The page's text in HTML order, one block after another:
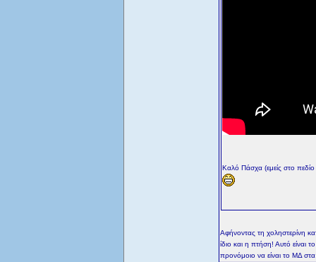
Καλό Πάσχα (εμείς στο πεδίο
Αφήνοντας τη χοληστερίνη
ίδιο και η πτήση! Αυτό είναι
προνόμοιο να είναι το ΜΔ